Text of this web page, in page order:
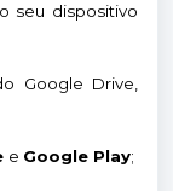
seu dispositivo
Google Drive,
e Google Play;